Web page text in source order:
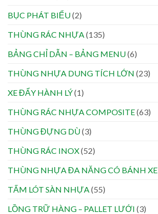
BỤC PHÁT BIỂU(2)
THÙNG RÁC NHỰA (135)
BẢNG CHỈ DẪN – BẢNG MENU(6)
THÙNG NHỰA DUNG TÍCH LỚN (23)
XE ĐẨY HÀNH LÝ(1)
THÙNG RÁC NHỰA COMPOSITE(63)
THÙNG ĐỰNG DÙ(3)
THÙNG RÁC INOX(52)
THÙNG NHỰA ĐA NĂNG CÓ BÁNH XE
TẤM LÓT SÀN NHỰA (55)
LỒNG TRỮ HÀNG – PALLET LƯỚI (3)